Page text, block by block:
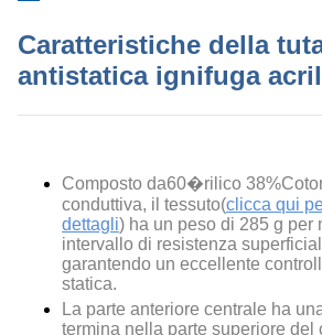
Caratteristiche della
antistatica ignifuga
Composto da60�rilico
conduttiva, il tessuto(clicca qui
dettagli) ha un peso di 285 g per
intervallo di resistenza
garantendo un eccellente
statica.
La parte anteriore centrale ha
termina nella parte superiore del